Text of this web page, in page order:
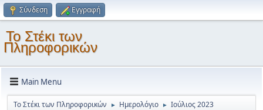
Σύνδεση Εγγραφή
Το Στέκι των
Πληροφορικών
Main Menu
Το Στέκι των Πληροφορικών ► Ημερολόγιο ► Ιούλιος 2023